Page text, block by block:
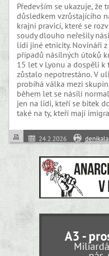
Především se ukazuje, že
důsledkem vzrůstajícího
krajní pravicí, které se
soudy dlouho neřešily
lidi jiné etnicity. Novináři
případů násilných útoků
15 let v Lyonu a dospěli k
zůstalo nepotrestáno. V
probíhá válka mezi
během let se násilí
jen na lidi, kteří se bitek
také na ty, kteří mají
24.2.2026
A3 -